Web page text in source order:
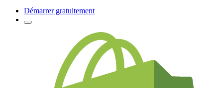
Démarrer gratuitement